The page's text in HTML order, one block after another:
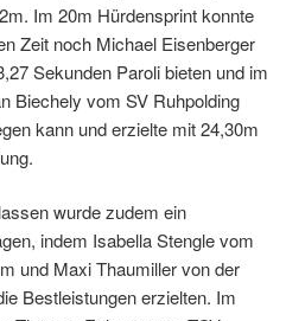
Im 20m Hürdensprint konnte
Zeit noch Michael Eisenberger
Sekunden Paroli bieten und im
Biechely vom SV Ruhpolding
kann und erzielte mit 24,30m
wurde zudem ein
indem Isabella Stengle vom
und Maxi Thaumiller von der
Bestleistungen erzielten. Im